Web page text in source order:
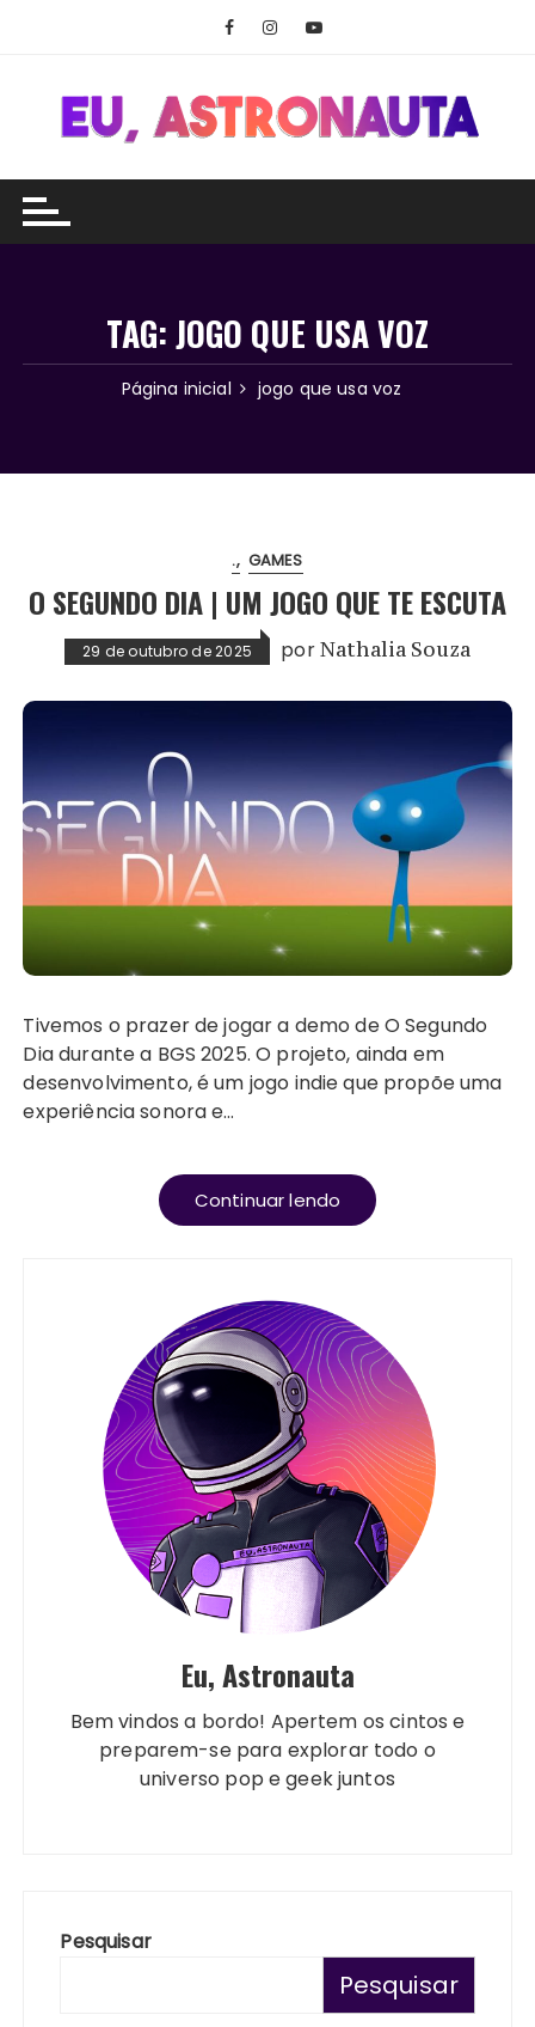
conteúdo
TAG:JOGO QUE USA VOZ
Página inicial jogo que usa voz
. GAMES
O SEGUNDO DIA | UM JOGO QUE TE ESCUTA
29 de outubro de 2025 porNathalia Souza
Tivemos o prazer de jogar a demo de O Segundo
Dia durante a BGS 2025. O projeto, ainda em
desenvolvimento, é um jogo indie que propõe uma
experiência sonora e…
Continuar lendo
Eu, Astronauta
Bem vindos a bordo! Apertem os cintos e
preparem-se para explorar todo o
universo pop e geek juntos
Pesquisar
Pesquisar